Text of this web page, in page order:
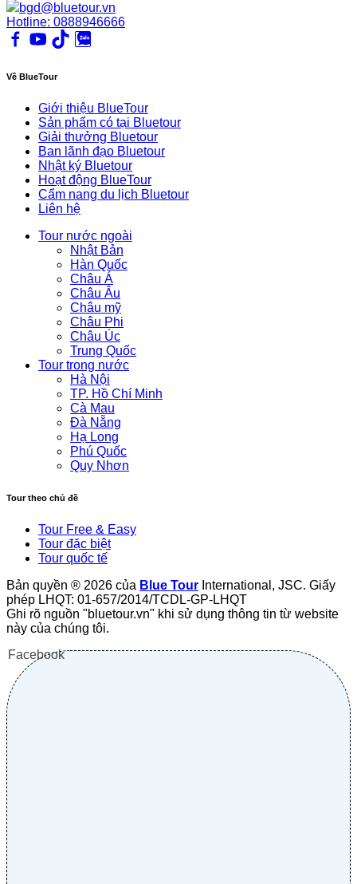
bgd@bluetour.vn
Hotline: 0888946666
Về BlueTour
Giới thiệu BlueTour
Sản phẩm có tại Bluetour
Giải thưởng Bluetour
Ban lãnh đạo Bluetour
Nhật ký Bluetour
Hoạt động BlueTour
Cẩm nang du lịch Bluetour
Liên hệ
Tour nước ngoài
Nhật Bản
Hàn Quốc
Châu Á
Châu Âu
Châu mỹ
Châu Phi
Châu Úc
Trung Quốc
Tour trong nước
Hà Nội
TP. Hồ Chí Minh
Cà Mau
Đà Nẵng
Hạ Long
Phú Quốc
Quy Nhơn
Tour theo chủ đề
Tour Free & Easy
Tour đặc biệt
Tour quốc tế
Bản quyền ® 2026 của Blue Tour International, JSC. Giấy
phép LHQT: 01-657/2014/TCDL-GP-LHQT
Ghi rõ nguồn "bluetour.vn" khi sử dụng thông tin từ website
này của chúng tôi.
Facebook